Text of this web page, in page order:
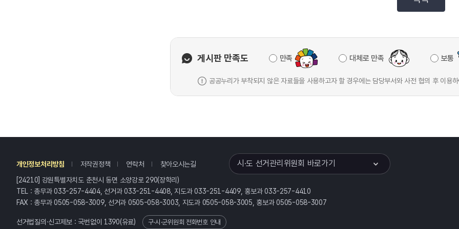
게시판 만족도 만족 대체로 만족 보통
공공누리가 부착되지 않은 자료들을 사용하고자 할 경우에는 담당부서와 사전 협의 후 이용
개인정보처리방침 저작권정책 연락처 찾아오시는길 시·도 선거관리위원회 바로가기
[24210] 강원특별자치도 춘천시 동면 소양강로 290(장학리)
TEL : 총무과 033-257-4404, 선거과 033-251-4408, 지도과 033-251-4409, 홍보과 033-257-4410
FAX : 총무과 0505-058-3009, 선거과 0505-058-3003, 지도과 0505-058-3005, 홍보과 0505-058-3007
선거법질의·신고제보 : 국번없이 1390(유료) 구·시·군위원회 전화번호 안내